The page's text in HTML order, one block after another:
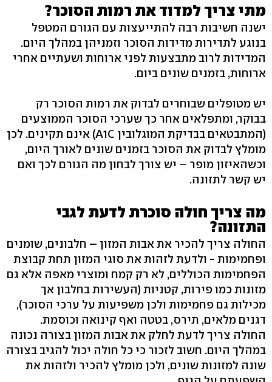
מתי צריך למדוד את רמות הסוכר?
ישנה חשיבות רבה להתייעצות עם הגורם המטפל
בנוגע לתדירות מדידות הסוכר וזמניהן במהלך היום.
המדידות לרוב מתבצעות לפני ארוחות ושעתיים אחרי
ארוחות, בזמנים שונים ביום.
יש מטופלים שבוחרים לבדוק את רמות הסוכר רק
בבוקר, ומתפלאים אחר כך שערכי הסוכר הממוצעים
(המתבטאים בבדיקת המוגלובין A1C) אינם תקינים. לכן
מומלץ לבדוק את הסוכר בזמנים שונים לאורך היום,
וכשהאיזון מופר – יש צורך לבחון מה הגורם לכך ואם
יש קשר לתזונה.
מה צריך חולה סוכרת לדעת לגבי
התזונה?
החולה צריך להכיר את אבות המזון – חלבונים, שומנים
ופחמימות - ולדעת לזהות את סוגי המזון תחת קבוצת
הפחמימות הכוללים, לא רק קמח ומוצרי מאפה אלא גם
מזונות כמו פירות, קטניות (העשירות בחלבון אך
מכילות גם פחמימות ולכן משפיעות על ערכי הסוכר),
דגנים מלאים, תירס, בטטה ואף קינואה וכוסמת.
החולה צריך לדעת לחלק את אבות המזון בצורה נכונה
במהלך היום. חשוב לזכור כי כל חולה יכול להגיב בצורה
שונה למזונות שונים, ולכן מומלץ להכיר ולזהות את